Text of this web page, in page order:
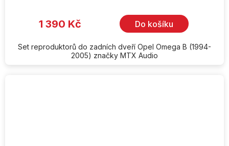
1 390 Kč Do košíku
Set reproduktorů do zadních dveří Opel Omega B (1994-
2005) značky MTX Audio